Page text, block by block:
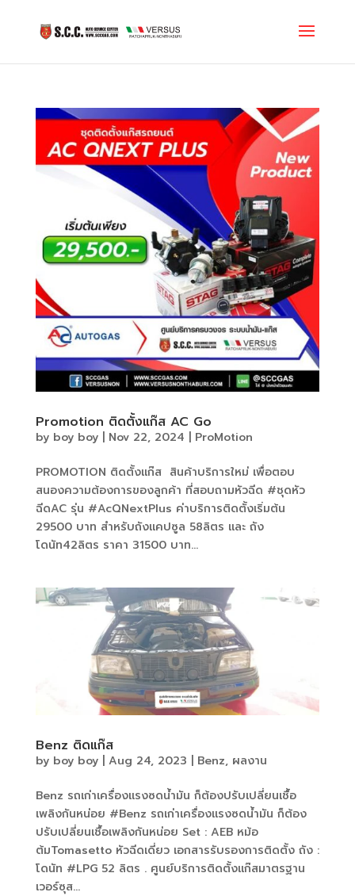
Promotion ติดตั้งแก๊ส AC Go
by boy boy| Nov 22, 2024 ProMotion
PROMOTION ติดตั้งแก๊ส สินค้าบริการใหม่ เพื่อตอบ
สนองความต้องการของลูกค้า ที่สอบถามหัวฉีด #ชุดหัว
ฉีดAC รุ่น #AcQNextPlus ค่าบริการติดตั้งเริ่มต้น
29500 บาท สำหรับถังแคปซูล 58ลิตร และ ถัง
โดนัท42ลิตร ราคา 31500 บาท...
Benz ติดแก๊ส
by boy boy| Aug 24, 2023 Benz, ผลงาน
Benz รถเก่าเครื่องแรงซดน้ำมัน ก็ต้องปรับเปลี่ยนเชื้อ
เพลิงกันหน่อย #Benz รถเก่าเครื่องแรงซดน้ำมัน ก็ต้อง
ปรับเปลี่ยนเชื้อเพลิงกันหน่อย Set : AEB หม้อ
ต้มTomasetto หัวฉีดเดี่ยว เอกสารรับรองการติดตั้ง ถัง :
โดนัท #LPG 52 ลิตร . ศูนย์บริการติดตั้งแก๊สมาตรฐาน
เวอร์ซุส...